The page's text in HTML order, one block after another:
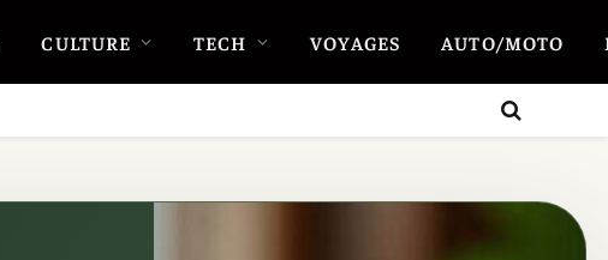
CULTURE TECH VOYAGES AUTO/MOTO